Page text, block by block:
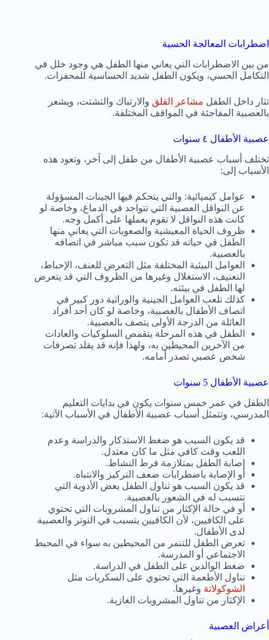
اضطرابات المعالجة الحسية
من بين الاضطرابات التي يعاني منها الطفل هي وجود خلل في
التكامل الحسي، ويكون الطفل شديد الحساسية للمحفزات.
تثار داخل الطفل مشاعر القلق والارتباك والتشتت، ويشعر
بالعصبية المفاجئة في المواقف المختلفة.
عصبية الأطفال ٤ سنوات
تختلف أسباب عصبية الأطفال من طفل إلى آخر، وتعود هذه
الأسباب إلى:
عوامل كيميائية: والتي يتحكم فيها الجينات المسؤولة
عن النواقل العصبية التي تتواجد في الدماغ، وخاصة لو
كانت هذه النواقل لا تقوم بعملها على أكمل وجه.
ظروف الحياة المعيشية والصعوبات التي يعاني منها
الطفل في حياته قد تكون سبب مباشر في اتصافه
بالعصبية.
العوامل البيئية المختلفة مثل التعرض للعنف، الإحباط،
التعنيف، الاستغلال وغيرها من الظروف التي قد يتعرض
لها الطفل في بيئته.
كذلك تلعب العوامل الجينية والوراثية دور كبير في
اتصاف الأطفال بالعصبية، وخاصة لو كان أحد أفراد
العائلة من الدرجة الأولى يتصف بالعصبية.
الطفل في هذه المرحلة يتقمص السلوكيات والعادات
من الآخرين المحيطين به، ولهذا فإنه قد يقلد تصرفات
شخص عصبي تصدر أمامه.
عصبية الأطفال 5 سنوات
الطفل في عمر خمس سنوات يكون في بدايات التعليم
المدرسي، وتتمثل أسباب عصبية الأطفال في الأسباب الآتية:
قد يكون السبب هو ضغط الاستذكار والدراسة وعدم
اللعب وقت كافي مثل ما كان معتدل.
إصابة الطفل بمتلازمة فرط النشاط.
أو الإصابة باضطرابات ضعف التركيز والانتباه.
قد يكون السبب هو تناول الطفل بعض الأدوية التي
تتسبب له في الشعور بالعصبية.
أو في حالة الإكثار من تناول المشروبات التي تحتوي
على الكافيين، لأن الكافيين يتسبب في التوتر والعصبية
لدى الأطفال.
تعرض الطفل للتنمر من المحيطين به سواء في المحيط
الاجتماعي أو المدرسة.
ضغط الوالدين على الطفل في الدراسة.
تناول الأطعمة التي تحتوي على السكريات مثل
الشوكولاتة وغيرها.
الإكثار من تناول المشروبات الغازية.
أعراض العصبية